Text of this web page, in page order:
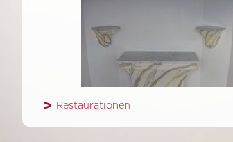
FASSADENMALEREI & -
ANSTRICHE
HOLZSANIERUNG
Restaurationen